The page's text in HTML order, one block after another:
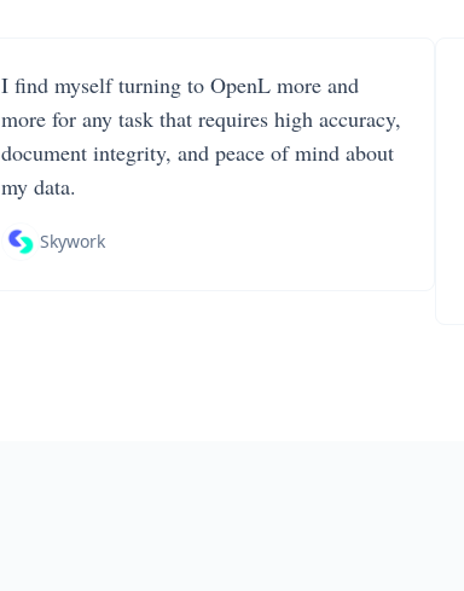
I find myself turning to OpenL more and
more for any task that requires high accuracy,
document integrity, and peace of mind about
my data.
Skywork